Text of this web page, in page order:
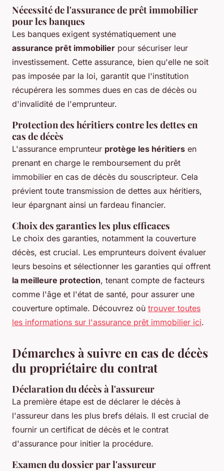
Nécessité de l'assurance de prêt immobilier
pour les banques
Les banques exigent systématiquement une
assurance prêt immobilier pour sécuriser leur
investissement. Cette assurance, bien qu'elle ne soit
pas imposée par la loi, garantit que l'institution
récupérera les sommes dues en cas de décès ou
d'invalidité de l'emprunteur.
Protection des héritiers contre les dettes en
cas de décès
L'assurance emprunteur protège les héritiers en
prenant en charge le remboursement du prêt
immobilier en cas de décès du souscripteur. Cela
prévient toute transmission de dettes aux héritiers,
leur épargnant ainsi un fardeau financier.
Choix des garanties les plus efficaces
Le choix des garanties, notamment la couverture
décès, est crucial. Les emprunteurs doivent évaluer
leurs besoins et sélectionner les garanties qui offrent
la meilleure protection, tenant compte de facteurs
comme l'âge et l'état de santé, pour assurer une
couverture optimale. Découvrez où trouver toutes
les informations sur l'assurance prêt immobilier ici.
Démarches à suivre en cas de décès
du propriétaire du contrat
Déclaration du décès à l'assureur
La première étape est de déclarer le décès à
l'assureur dans les plus brefs délais. Il est crucial de
fournir un certificat de décès et le contrat
d'assurance pour initier la procédure.
Examen du dossier par l'assureur